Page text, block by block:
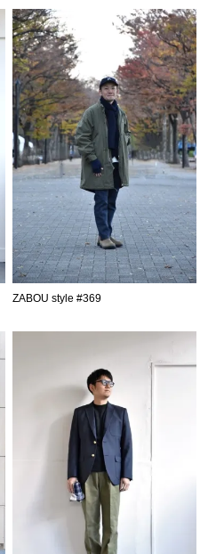
ZABOU style #369